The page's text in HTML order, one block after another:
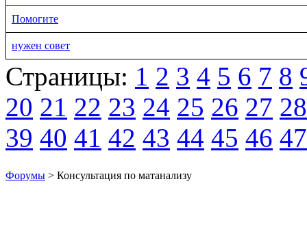
Помогите
нужен совет
Страницы: 1 2 3 4 5 6 7 8
20 21 22 23 24 25 26 27 28
39 40 41 42 43 44 45 46 47
Форумы > Консультация по матанализу